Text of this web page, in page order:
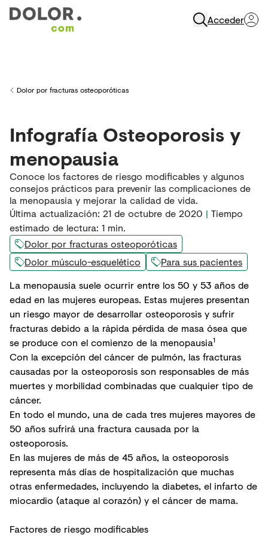
Acceder
Back to
Dolor por fracturas osteoporóticas
Infografía Osteoporosis y
menopausia
Conoce los factores de riesgo modificables y algunos
consejos prácticos para prevenir las complicaciones de
la menopausia y mejorar la calidad de vida.
Última actualización: 21 de octubre de 2020 | Tiempo
estimado de lectura: 1 min.
Dolor por fracturas osteoporóticas
Dolor músculo-esquelético
Para sus pacientes
La menopausia suele ocurrir entre los 50 y 53 años de
edad en las mujeres europeas. Estas mujeres presentan
un riesgo mayor de desarrollar osteoporosis y sufrir
fracturas debido a la rápida pérdida de masa ósea que
se produce con el comienzo de la menopausia1
Con la excepción del cáncer de pulmón, las fracturas
causadas por la osteoporosis son responsables de más
muertes y morbilidad combinadas que cualquier tipo de
cáncer.
En todo el mundo, una de cada tres mujeres mayores de
50 años sufrirá una fractura causada por la
osteoporosis.
En las mujeres de más de 45 años, la osteoporosis
representa más días de hospitalización que muchas
otras enfermedades, incluyendo la diabetes, el infarto de
miocardio (ataque al corazón) y el cáncer de mama.
Factores de riesgo modificables